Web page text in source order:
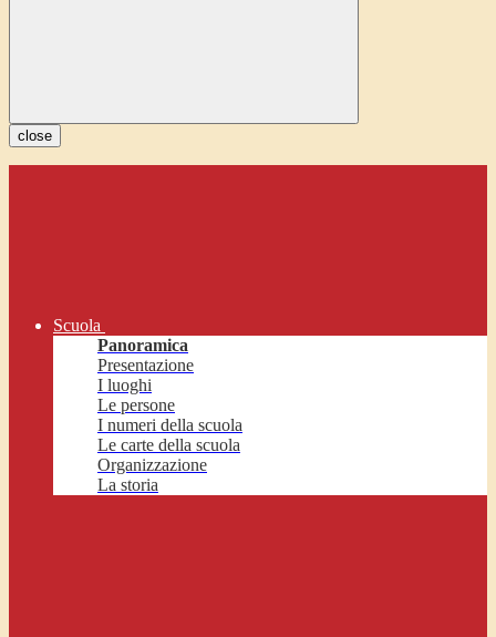
close
Scuola
Panoramica
Presentazione
I luoghi
Le persone
I numeri della scuola
Le carte della scuola
Organizzazione
La storia